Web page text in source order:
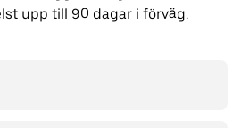
upp till 90 dagar i förväg.